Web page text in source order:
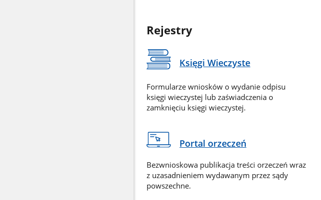
Rejestry
Księgi Wieczyste
Formularze wniosków o wydanie odpisu
księgi wieczystej lub zaświadczenia o
zamknięciu księgi wieczystej.
Portal orzeczeń
Bezwnioskowa publikacja treści orzeczeń wraz
z uzasadnieniem wydawanym przez sądy
powszechne.